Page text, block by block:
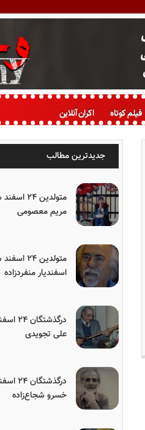
فیلم کوتاه اکران آنلاین
جدیدترین مطالب
متولدین
مریم معصومی
متولدین
اسفندیار منفردزاده
علی تجویدی
خسرو شجاع‌زاده